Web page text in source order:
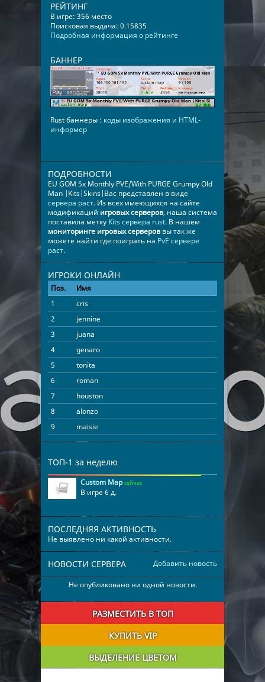
РЕЙТИНГ
В игре: 356 место
Поисковая выдача: 0.15835
Подробная информация о рейтинге
БАННЕР
Rust баннеры : коды изображения и HTML-
информер
ПОДРОБНОСТИ
EU GOM 5x Monthly PVE/With PURGE Grumpy Old
Man |Kits|Skins|Bac представлен в виде
сервера раст. Из всех имеющихся на сайте
модификаций игровых серверов, наша система
поставила метку Kits сервера rust. В нашем
мониторинге игровых серверов вы так же
можете найти где поиграть на PvE сервере
раст.
ИГРОКИ ОНЛАЙН
Поз. Имя
1
cris
05:32:23
2
jennine
05:06:15
3
juana
4
genaro
02:56:33
5
tonita
6
roman
02:31:00
7
houston
02:08:00
8
alonzo
01:25:11
9
maisie 00:06:09
ТОП-1 за неделю
Custom Map сейчас
В игре 6 д.
ПОСЛЕДНЯЯ АКТИВНОСТЬ
Не выявлено ни какой активности.
Добавить новость
НОВОСТИ СЕРВЕРА
Не опубликовано ни одной новости.
РАЗМЕСТИТЬ В ТОП
КУПИТЬ VIP
ВЫДЕЛЕНИЕ ЦВЕТОМ